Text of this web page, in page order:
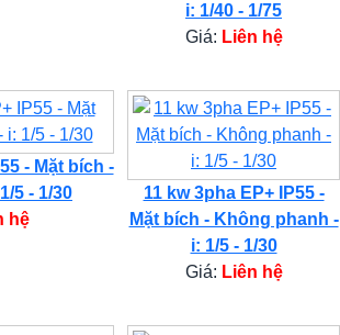
i: 1/40 - 1/75
Giá: Liên hệ
- Mặt bích -
5 - 1/30
hệ
11 kw 3pha EP+ IP55 -
Mặt bích - Không phanh -
i: 1/5 - 1/30
Giá: Liên hệ